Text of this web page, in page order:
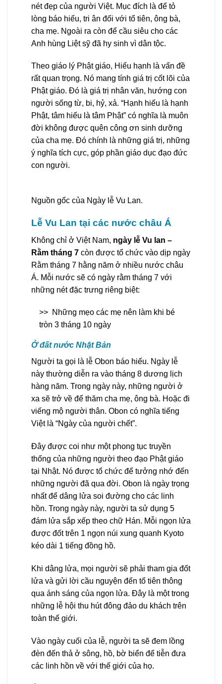
nét đẹp của người Việt. Mục đích là để tỏ
lòng báo hiếu, tri ân đối với tổ tiên, ông bà,
cha mẹ. Ngoài ra còn để cầu siêu cho các
Anh hùng Liệt sỹ đã hy sinh vì dân tộc.
Theo giáo lý Phật giáo, Hiếu hạnh là vấn đề
rất quan trọng. Nó mang tính giá trị cốt lõi của
Phật giáo. Đó là giá trị nhân văn, hướng con
người sống từ, bi, hỷ, xả. “Hạnh hiếu là hạnh
Phật, tâm hiếu là tâm Phật” có nghĩa là muôn
đời không được quên công ơn sinh dưỡng
của cha mẹ. Đó chính là những giá trị, những
ý nghĩa tích cực, góp phần giáo dục đạo đức
con người.
Nguồn gốc của Ngày lễ Vu Lan.
Lễ Vu Lan tại các nước châu Á
Không chỉ ở Việt Nam, ngày lễ Vu lan –
Rằm tháng 7 còn được tổ chức vào dịp ngày
Rằm tháng 7 hằng năm ở nhiều nước châu
Á. Mỗi nước sẽ có ngày rằm tháng 7 với
những nét đặc trưng riêng biệt:
>> Những mẹo các mẹ nên làm khi bé
tròn 3 tháng 10 ngày
Ở đất nước Nhật Bản
Người ta gọi là lễ Obon báo hiếu. Ngày lễ
này thường diễn ra vào tháng 8 dương lịch
hàng năm. Trong ngày này, những người ở
xa sẽ trở về để thăm cha mẹ, ông bà. Hoặc đi
viếng mộ người thân. Obon có nghĩa tiếng
Việt là “Ngày của người chết”.
Đây được coi như một phong tục truyền
thống của những người theo đạo Phật giáo
tại Nhật. Nó được tổ chức để tưởng nhớ đến
những người đã qua đời. Obon là ngày trọng
nhất để dâng lửa soi đường cho các linh
hồn. Trong ngày này, người ta sử dụng 5
đám lửa sắp xếp theo chữ Hán. Mỗi ngọn lửa
được đốt trên 1 ngọn núi xung quanh Kyoto
kéo dài 1 tiếng đồng hồ.
Khi dâng lửa, mọi người sẽ phải tham gia đốt
lửa và gửi lời cầu nguyện đến tổ tiên thông
qua ánh sáng của ngọn lửa. Đây là một trong
những lễ hội thu hút đông đảo du khách trên
toàn thế giới.
Vào ngày cuối của lễ, người ta sẽ đem lồng
đèn đến thả ở sông, hồ, bờ biển để tiễn đưa
các linh hồn về với thế giới của họ.